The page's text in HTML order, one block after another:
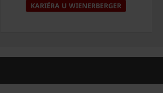
KARIÉRA U WIENERBERGER